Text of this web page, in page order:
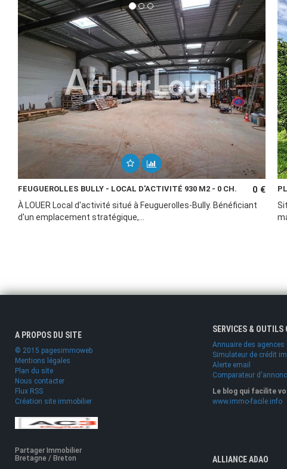
FEUGUEROLLES BULLY - LOCAL D'ACTIVITÉ 930 M2 - 0 CH. 0 €
À LOUER Local d'activité situé à Feuguerolles-Bully. Bénéficiant
d'un emplacement stratégique,...
A PROPOS DU SITE
© 2015 pagesimmoweb
Mentions légales
Plan du site
Nous contacter
Flux RSS
Création site immobilier
Partager Immobilier
Bretagne / Breton
SERVICES & OUTILS
Annuaire des
Simulateur de crédit
Alerte email
Comparateur
Le blog qui facilite
www.immo-facile.info
ALLIANCE ADAO